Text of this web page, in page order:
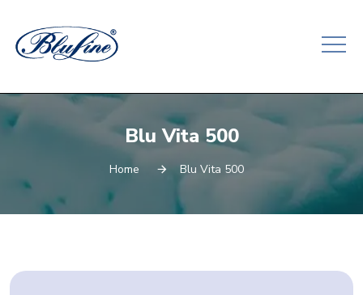
Blu Vita 500
Home Blu Vita 500